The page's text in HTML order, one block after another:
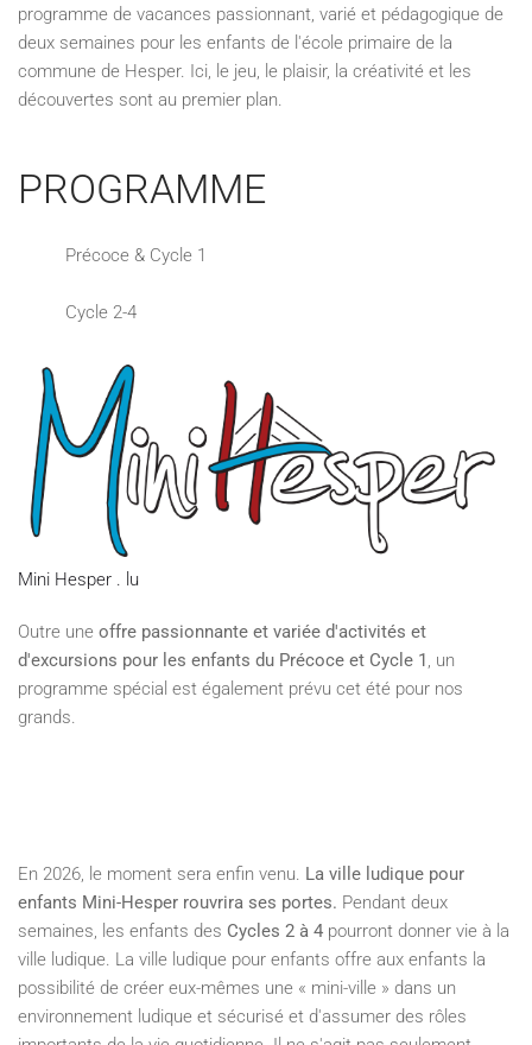
programme de vacances passionnant, varié et pédagogique de
deux semaines pour les enfants de l'école primaire de la
commune de Hesper. Ici, le jeu, le plaisir, la créativité et les
découvertes sont au premier plan.
PROGRAMME
Précoce & Cycle 1
Cycle 2-4
Mini Hesper . lu
Outre une offre passionnante et variée d'activités et
d'excursions pour les enfants du Précoce et Cycle 1, un
programme spécial est également prévu cet été pour nos
grands.
En 2026, le moment sera enfin venu. La ville ludique pour
enfants Mini-Hesper rouvrira ses portes. Pendant deux
semaines, les enfants des Cycles 2 à 4 pourront donner vie à la
ville ludique. La ville ludique pour enfants offre aux enfants la
possibilité de créer eux-mêmes une « mini-ville » dans un
environnement ludique et sécurisé et d'assumer des rôles